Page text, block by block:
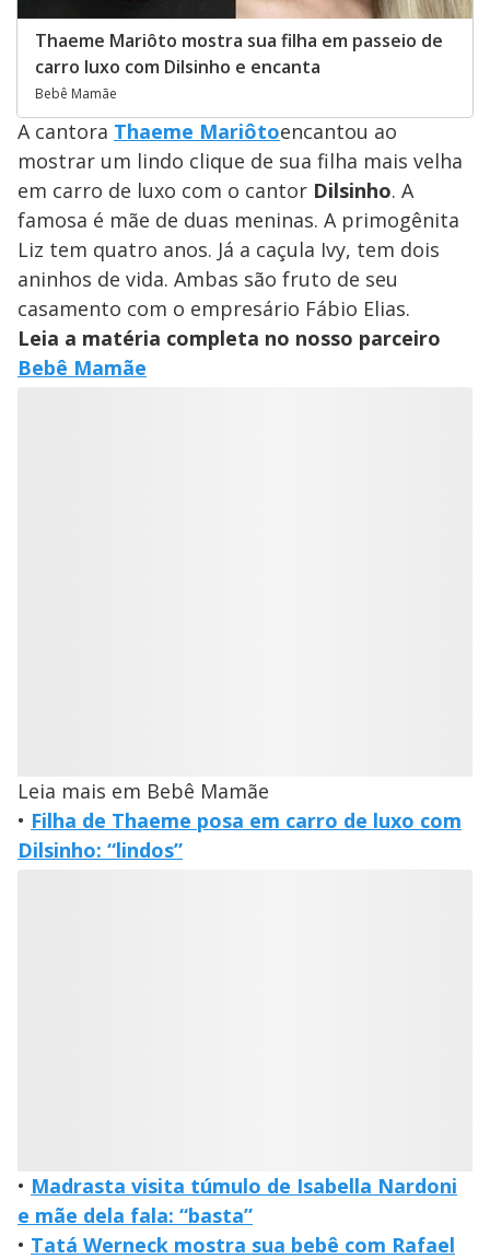
Thaeme Mariôto mostra sua filha em passeio de
carro luxo com Dilsinho e encanta
Bebê Mamãe
A cantora Thaeme Mariôtoencantou ao
mostrar um lindo clique de sua filha mais velha
em carro de luxo com o cantor Dilsinho. A
famosa é mãe de duas meninas. A primogênita
Liz tem quatro anos. Já a caçula Ivy, tem dois
aninhos de vida. Ambas são fruto de seu
casamento com o empresário Fábio Elias.
Leia a matéria completa no nosso parceiro
Bebê Mamãe
Leia mais em Bebê Mamãe
• Filha de Thaeme posa em carro de luxo com
Dilsinho: “lindos”
• Madrasta visita túmulo de Isabella Nardoni
e mãe dela fala: “basta”
• Tatá Werneck mostra sua bebê com Rafael